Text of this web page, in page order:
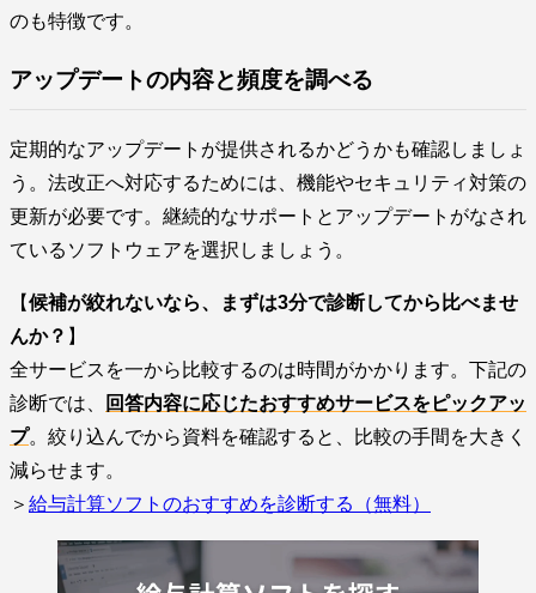
のも特徴です。
アップデートの内容と頻度を調べる
定期的なアップデートが提供されるかどうかも確認しましょ
う。法改正へ対応するためには、機能やセキュリティ対策の
更新が必要です。継続的なサポートとアップデートがなされ
ているソフトウェアを選択しましょう。
【候補が絞れないなら、まずは3分で診断してから比べませ
んか？ 】
全サービスを一から比較するのは時間がかかります。下記の
診断では、
回答内容に応じたおすすめサービスをピックアッ
プ。絞り込んでから資料を確認すると、比較の手間を大きく
減らせます。
＞ 給与計算ソフトのおすすめを診断する（無料）